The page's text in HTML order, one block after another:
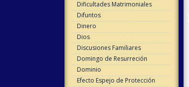
Dificultades Matrimoniales
Difuntos
Dinero
Dios
Discusiones Familiares
Domingo de Resurreción
Dominio
Efecto Espejo de Protección